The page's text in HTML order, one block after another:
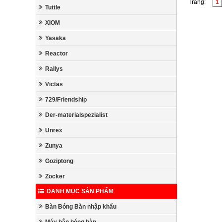
Tuttle
XIOM
Yasaka
Reactor
Rallys
Victas
729/Friendship
Der-materialspezialist
Unrex
Zunya
Goziptong
Zocker
DANH MỤC SẢN PHẨM
Bàn Bóng Bàn nhập khẩu
Trang: 1